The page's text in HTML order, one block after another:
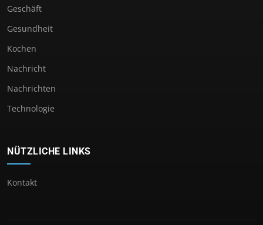
Geschäft
Gesundheit
Kochen
Nachricht
Nachrichten
Technologie
NÜTZLICHE LINKS
Kontakt